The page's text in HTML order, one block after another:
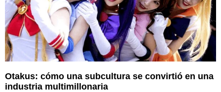
Otakus: cómo una subcultura se convirtió en una
industria multimillonaria